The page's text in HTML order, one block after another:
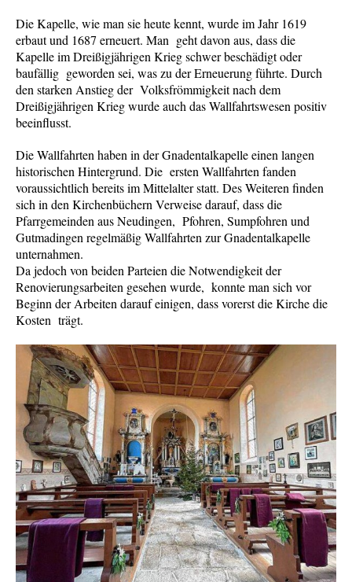
Die Kapelle, wie man sie heute kennt, wurde im Jahr 1619
erbaut und 1687 erneuert. Man geht davon aus, dass die
Kapelle im Dreißigjährigen Krieg schwer beschädigt oder
baufällig geworden sei, was zu der Erneuerung führte. Durch
den starken Anstieg der Volksfrömmigkeit nach dem
Dreißigjährigen Krieg wurde auch das Wallfahrtswesen positiv
beeinflusst.
Die Wallfahrten haben in der Gnadentalkapelle einen langen
historischen Hintergrund. Die ersten Wallfahrten fanden
voraussichtlich bereits im Mittelalter statt. Des Weiteren finden
sich in den Kirchenbüchern Verweise darauf, dass die
Pfarrgemeinden aus Neudingen, Pfohren, Sumpfohren und
Gutmadingen regelmäßig Wallfahrten zur Gnadentalkapelle
unternahmen.
Da jedoch von beiden Parteien die Notwendigkeit der
Renovierungsarbeiten gesehen wurde, konnte man sich vor
Beginn der Arbeiten darauf einigen, dass vorerst die Kirche die
Kosten trägt.